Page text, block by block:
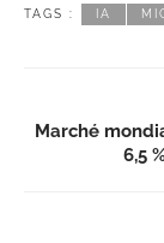
TAGS : IA
Marché
6,5